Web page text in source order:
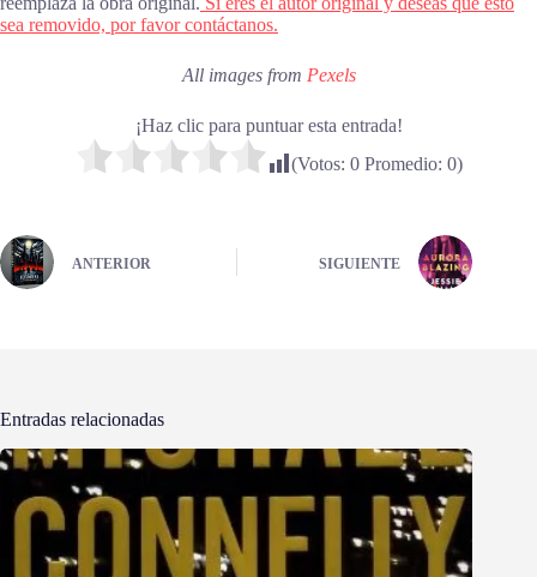
sea removido, por favor contáctanos.
All images from Pexels
¡Haz clic para puntuar esta entrada!
(Votos: 0Promedio: 0)
ANTERIOR SIGUIENTE
Entradas relacionadas